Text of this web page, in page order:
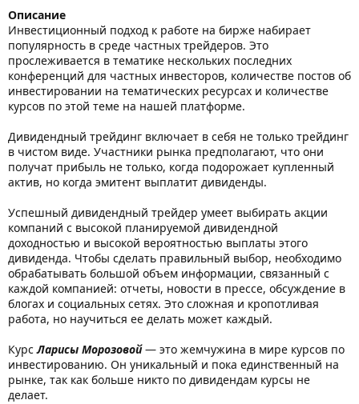
Описание
Инвестиционный подход к работе на бирже набирает
популярность в среде частных трейдеров. Это
прослеживается в тематике нескольких последних
конференций для частных инвесторов, количестве постов об
инвестировании на тематических ресурсах и количестве
курсов по этой теме на нашей платформе.
Дивидендный трейдинг включает в себя не только трейдинг
в чистом виде. Участники рынка предполагают, что они
получат прибыль не только, когда подорожает купленный
актив, но когда эмитент выплатит дивиденды.
Успешный дивидендный трейдер умеет выбирать акции
компаний с высокой планируемой дивидендной
доходностью и высокой вероятностью выплаты этого
дивиденда. Чтобы сделать правильный выбор, необходимо
обрабатывать большой объем информации, связанный с
каждой компанией: отчеты, новости в прессе, обсуждение в
блогах и социальных сетях. Это сложная и кропотливая
работа, но научиться ее делать может каждый.
КурсЛарисы Морозовой— это жемчужина в мире курсов по
инвестированию. Он уникальный и пока единственный на
рынке, так как больше никто по дивидендам курсы не
делает.